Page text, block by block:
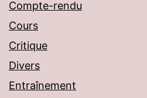
Compte-rendu
Cours
Critique
Divers
Entraînement